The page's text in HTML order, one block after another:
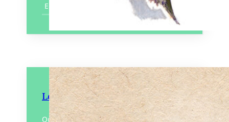
En savoir plus
Les Mots Doux (des sorcières)
Quand les sorcières prennent la plume,